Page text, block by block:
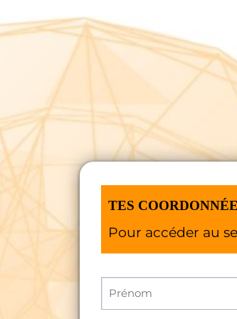
TES
Pour accéder au